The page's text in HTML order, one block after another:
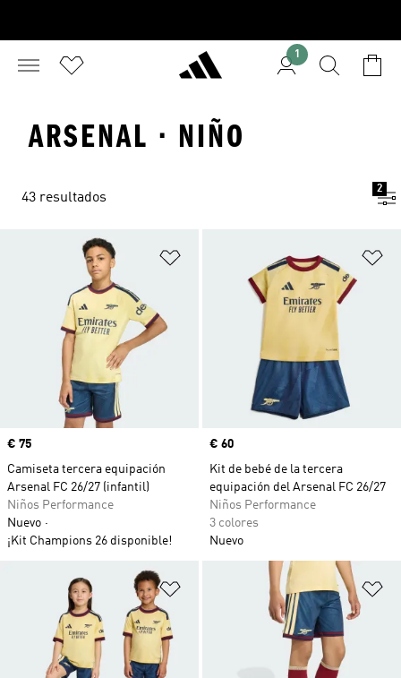
1
ARSENAL · NIÑO
43 resultados
2
Añadir a la lista de deseos
Precio
€ 75
Camiseta tercera equipación
Arsenal FC 26/27 (infantil)
Niños Performance
Nuevo
¡Kit Champions 26 disponible!
Precio
€ 60
Kit de bebé de la tercera
equipación del Arsenal FC 26/27
Niños Performance
3 colores
Nuevo
Añadir a la lista de deseos